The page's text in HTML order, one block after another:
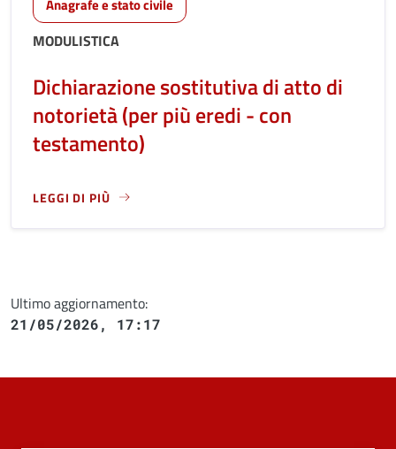
Anagrafe e stato civile
MODULISTICA
Dichiarazione sostitutiva di atto di
notorietà (per più eredi - con
testamento)
LEGGI DI PIÙ
LEGGI ANCORA RIGUARDO A: DICHIARAZIONE
Ultimo aggiornamento:
21/05/2026, 17:17